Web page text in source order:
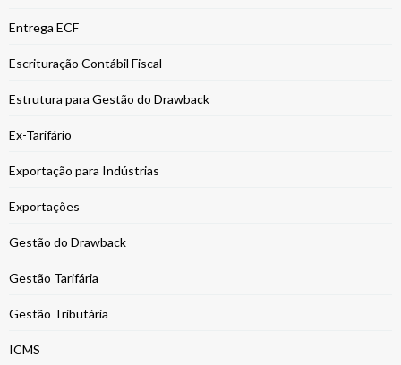
Entrega ECF
Escrituração Contábil Fiscal
Estrutura para Gestão do Drawback
Ex-Tarifário
Exportação para Indústrias
Exportações
Gestão do Drawback
Gestão Tarifária
Gestão Tributária
ICMS